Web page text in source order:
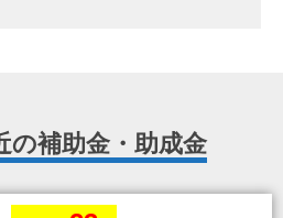
の補助金・助成金